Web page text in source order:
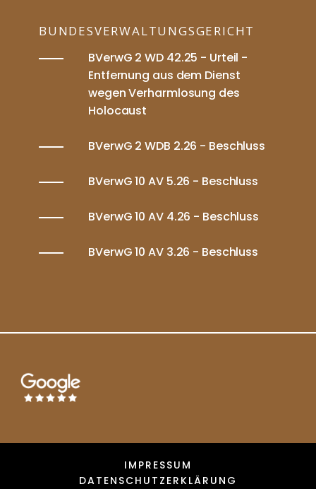
BUNDESVERWALTUNGSGERICHT
BVerwG 2 WD 42.25 - Urteil -
Entfernung aus dem Dienst
wegen Verharmlosung des
Holocaust
BVerwG 2 WDB 2.26 - Beschluss
BVerwG 10 AV 5.26 - Beschluss
BVerwG 10 AV 4.26 - Beschluss
BVerwG 10 AV 3.26 - Beschluss
IMPRESSUM
DATENSCHUTZERKLÄRUNG